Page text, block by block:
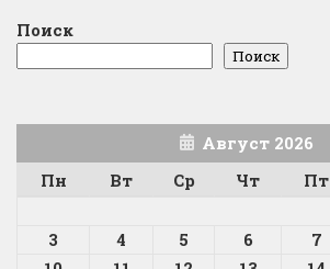
Поиск
Поиск
Август 2026
Пн
Вт Ср Чт Пт
3
4 5 6 7